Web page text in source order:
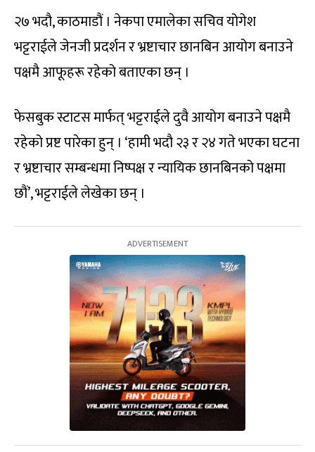
२७ भदौ, काठमाडौं । नेकपा एमालेका सचिव योगेश
भट्टराईले जेनजी प्रदर्शन र भ्रष्टाचार छानबिन आयोग बनाउने
पक्षमै आफूहरू रहेको बताएका छन् ।
फेसबुक स्टाटस मार्फत् भट्टराईले दुवै आयोग बनाउने पक्षमै
रहेको प्रष्ट पारेका हुन् । ‘हामी भदौ २३ र २४ गते भएका घटना
र भ्रष्टाचार सम्बन्धमा निष्पक्ष र न्यायिक छानबिनको पक्षमा
छौं’, भट्टराईले लेखेका छन् ।